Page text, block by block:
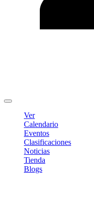
Ver
Calendario
Eventos
Clasificaciones
Noticias
Tienda
Blogs